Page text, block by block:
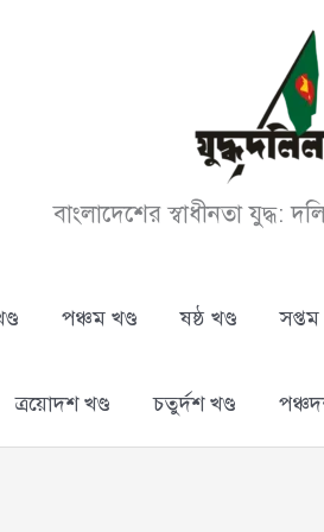
বাংলাদেশের স্বাধীনতা যুদ্ধ:
পঞ্চম খণ্ড ষষ্ঠ খণ্ড সপ্তম
ত্রয়োদশ খণ্ড চতুর্দশ খণ্ড